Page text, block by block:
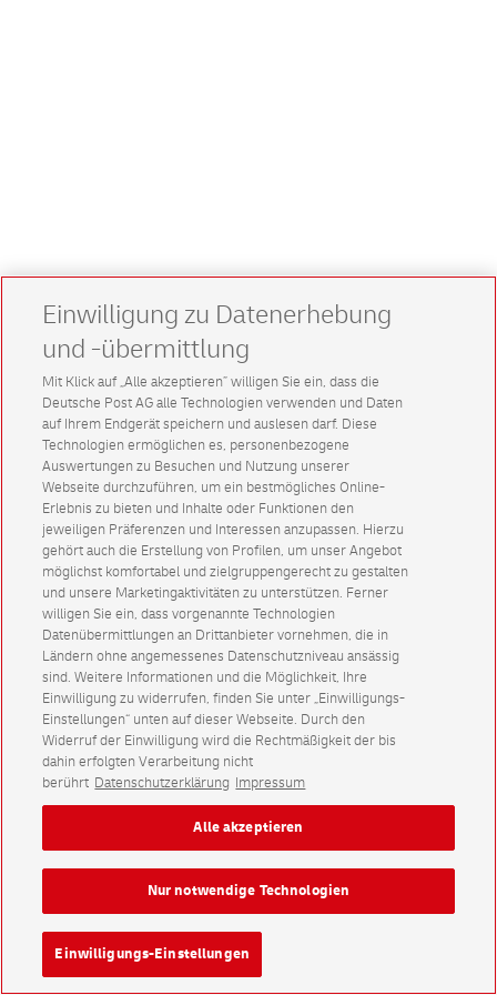
Einwilligung zu Datenerhebung
und -übermittlung
Mit Klick auf „Alle akzeptieren” willigen Sie ein, dass die
Deutsche Post AG alle Technologien verwenden und Daten
auf Ihrem Endgerät speichern und auslesen darf. Diese
Technologien ermöglichen es, personenbezogene
Auswertungen zu Besuchen und Nutzung unserer
Webseite durchzuführen, um ein bestmögliches Online-
Erlebnis zu bieten und Inhalte oder Funktionen den
jeweiligen Präferenzen und Interessen anzupassen. Hierzu
gehört auch die Erstellung von Profilen, um unser Angebot
möglichst komfortabel und zielgruppengerecht zu gestalten
und unsere Marketingaktivitäten zu unterstützen. Ferner
willigen Sie ein, dass vorgenannte Technologien
Datenübermittlungen an Drittanbieter vornehmen, die in
Ländern ohne angemessenes Datenschutzniveau ansässig
sind. Weitere Informationen und die Möglichkeit, Ihre
Einwilligung zu widerrufen, finden Sie unter „Einwilligungs-
Einstellungen“ unten auf dieser Webseite. Durch den
Widerruf der Einwilligung wird die Rechtmäßigkeit der bis
dahin erfolgten Verarbeitung nicht
berührt Datenschutzerklärung Impressum
Einwilligungs-Einstellungen
Nur notwendige Technologien
Alle akzeptieren